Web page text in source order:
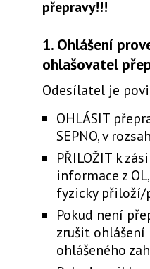
přepravy!!!
1. Ohlášení
ohlašovatel
Odesílatel je
OHLÁSIT
SEPNO, v
PŘILOŽIT k
informace z
fyzicky přiloží/
Pokud není
zrušit ohlášení
ohlášeného